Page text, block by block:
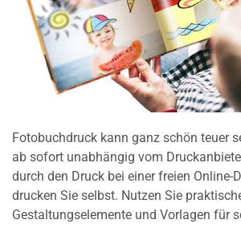
Fotobuchdruck kann ganz schön teuer
ab sofort unabhängig vom
durch den Druck bei einer freien Online-
drucken Sie selbst. Nutzen Sie
Gestaltungselemente und Vorlagen für